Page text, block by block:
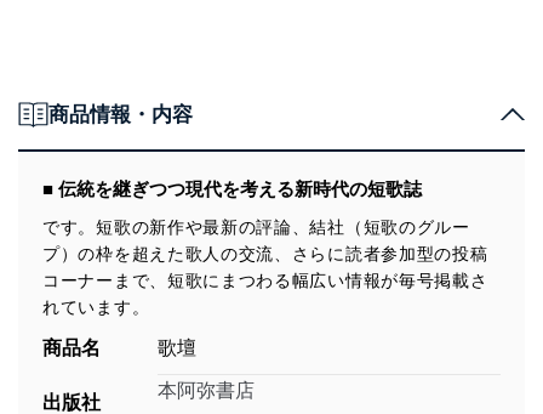
商品情報・内容
■ 伝統を継ぎつつ現代を考える新時代の短歌誌
です。短歌の新作や最新の評論、結社（短歌のグルー
プ）の枠を超えた歌人の交流、さらに読者参加型の投稿
コーナーまで、短歌にまつわる幅広い情報が毎号掲載さ
れています。
商品名 歌壇
出版社
本阿弥書店